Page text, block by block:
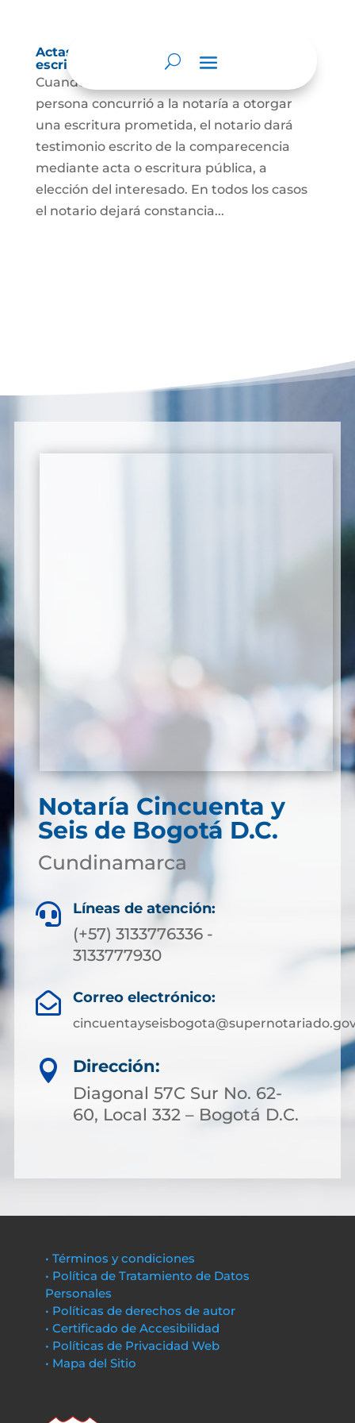
Actas de comparecencia para otorgar
escritura pública
Cuando se trate de comprobar que una
persona concurrió a la notaría a otorgar
una escritura prometida, el notario dará
testimonio escrito de la comparecencia
mediante acta o escritura pública, a
elección del interesado. En todos los casos
el notario dejará constancia...
Notaría Cincuenta y
Seis de Bogotá D.C.
Cundinamarca
 Líneas de atención:
(+57) 3133776336 -
3133777930
 Correo electrónico:

Dirección:
Diagonal 57C Sur No. 62-
60, Local 332 – Bogotá D.C.
• Términos y condiciones
• Política de Tratamiento de Datos
Personales
• Políticas de derechos de autor
• Certificado de Accesibilidad
• Políticas de Privacidad Web
• Mapa del Sitio